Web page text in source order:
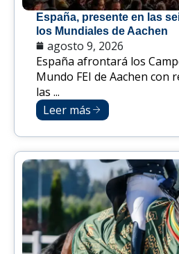
España, presente en las
los Mundiales de Aachen
agosto 9, 2026
España afrontará los
Mundo FEI de Aachen con
las ...
Leer más